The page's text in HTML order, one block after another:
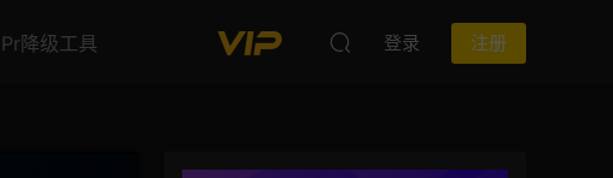
Pr降级工具 登录 注册